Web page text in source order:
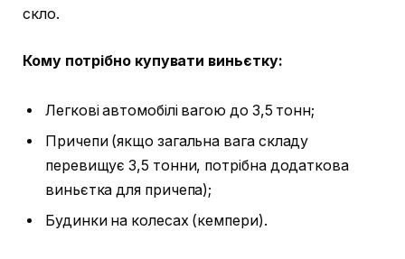
скло.
Кому потрібно купувати виньєтку:
Легкові автомобілі вагою до 3,5 тонн;
Причепи (якщо загальна вага складу
перевищує 3,5 тонни, потрібна додаткова
виньєтка для причепа);
Будинки на колесах (кемпери).